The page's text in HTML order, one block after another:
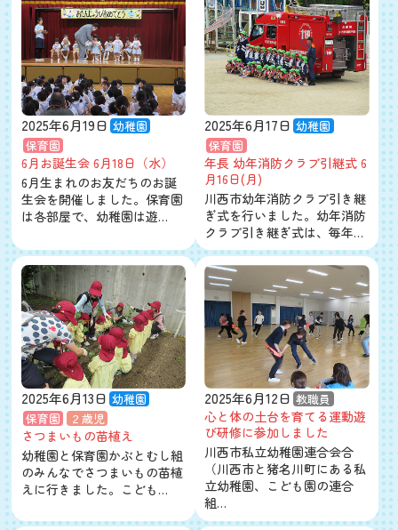
2025年6月19日 幼稚園
保育園
6月お誕生会 6月18日（水）
6月生まれのお友だちのお誕
生会を開催しました。保育園
は各部屋で、幼稚園は遊…
2025年6月17日 幼稚園
保育園
年長 幼年消防クラブ引継式 6
月16日(月)
川西市幼年消防クラブ引き継
ぎ式を行いました。幼年消防
クラブ引き継ぎ式は、毎年…
2025年6月13日 幼稚園
保育園
２歳児
さつまいもの苗植え
幼稚園と保育園かぶとむし組
のみんなでさつまいもの苗植
えに行きました。こども…
2025年6月12日 教職員
心と体の土台を育てる運動遊
び研修に参加しました
川西市私立幼稚園連合会合
（川西市と猪名川町にある私
立幼稚園、こども園の連合
組…